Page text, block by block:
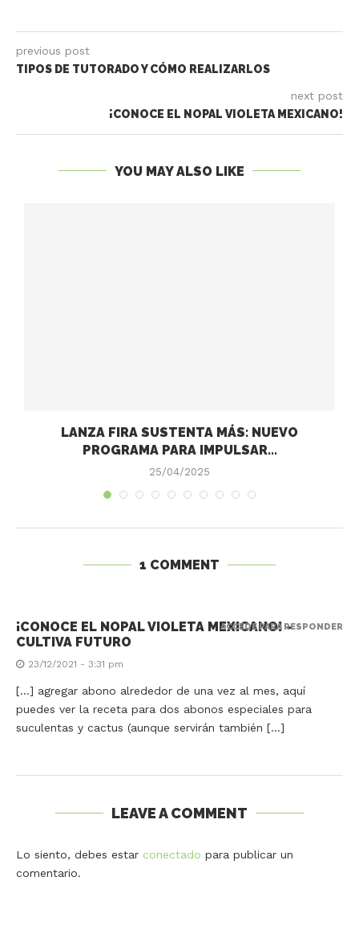
previous post
TIPOS DE TUTORADO Y CÓMO REALIZARLOS
next post
¡CONOCE EL NOPAL VIOLETA MEXICANO!
YOU MAY ALSO LIKE
LANZA FIRA SUSTENTA MÁS: NUEVO
PROGRAMA PARA IMPULSAR...
25/04/2025
1 COMMENT
¡CONOCE EL NOPAL VIOLETA MEXICANO! -
CULTIVA FUTURO
23/12/2021 - 3:31 pm
[…] agregar abono alrededor de una vez al mes, aquí
puedes ver la receta para dos abonos especiales para
suculentas y cactus (aunque servirán también […]
ACCEDE PARA RESPONDER
LEAVE A COMMENT
Lo siento, debes estar conectado para publicar un
comentario.